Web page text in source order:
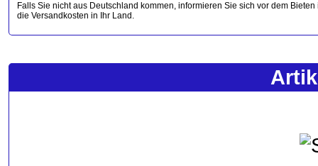
Falls Sie nicht aus Deutschland kommen, informieren Sie sich vor dem
die Versandkosten in Ihr Land.